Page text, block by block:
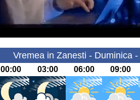
Vremea in Zanesti - Duminica
00:00 03:00 06:00 09:00